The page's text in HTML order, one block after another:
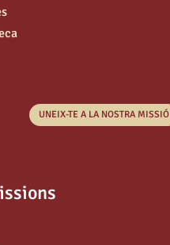
UNEIX-TE A LA NOSTRA MISSIÓ